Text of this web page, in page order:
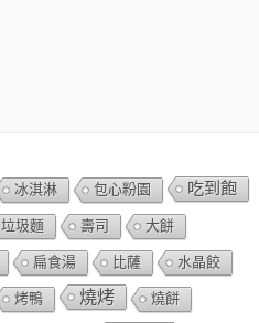
冰淇淋 包心粉園 吃到飽
垃圾麵 壽司 大餅
扁食湯 比薩 水晶餃
烤鴨 燒烤 燒餅